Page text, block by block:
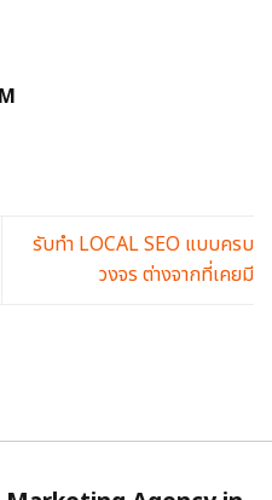
รับทำ LOCAL SEO แบบครบ
วงจร ต่างจากที่เคยมี